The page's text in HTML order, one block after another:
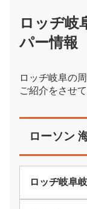
ロッヂ
パー情報
ロッヂ岐阜の
ご紹介をさせ
ローソン
ロッヂ岐阜